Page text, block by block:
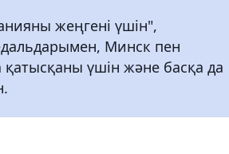
жеңгені үшін",
Минск пен
қатысқаны үшін және басқа да